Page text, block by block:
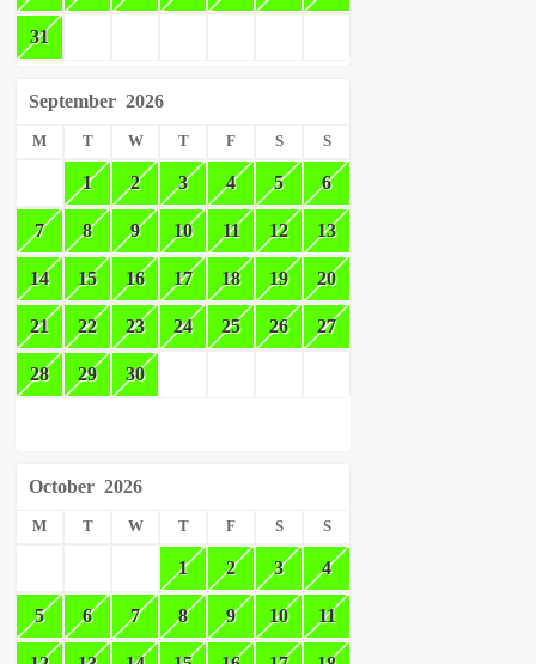
31
September 2026
M T W T F S S
1 2 3 4 5 6
7 8 9 10 11 12 13
14 15 16 17 18 19 20
21 22 23 24 25 26 27
28 29 30
October 2026
M T W T F S S
1 2 3 4
5 6 7 8 9 10 11